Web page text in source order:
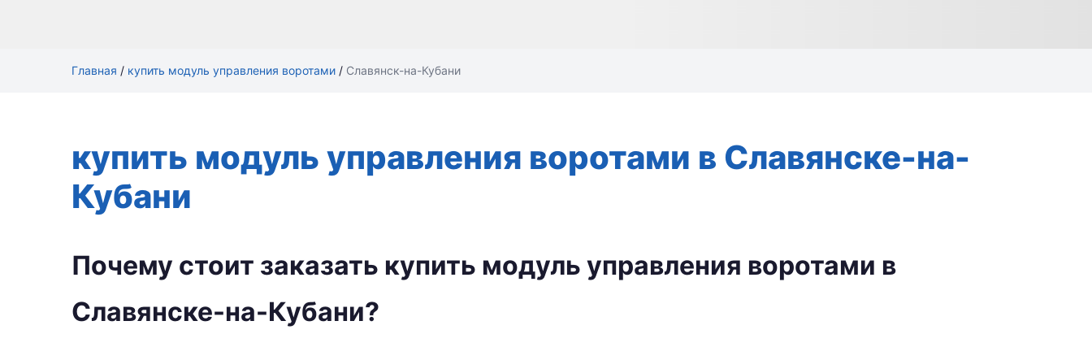
Главная / купить модуль управления воротами / Славянск-на-Кубани
купить модуль управления воротами в Славянске-на-
Кубани
Почему стоит заказать купить модуль управления воротами в
Славянске-на-Кубани?